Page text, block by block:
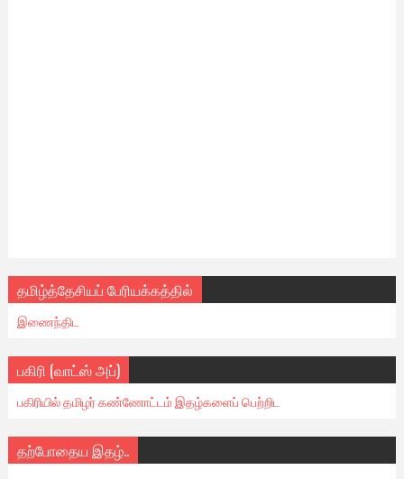
தமிழ்த்தேசியப் பேரியக்கத்தில்
இணைந்திட
பகிரி (வாட்ஸ் அப்)
பகிரியில் தமிழர் கண்ணோட்டம் இதழ்களைப் பெற்றிட
தற்போதைய இதழ்..